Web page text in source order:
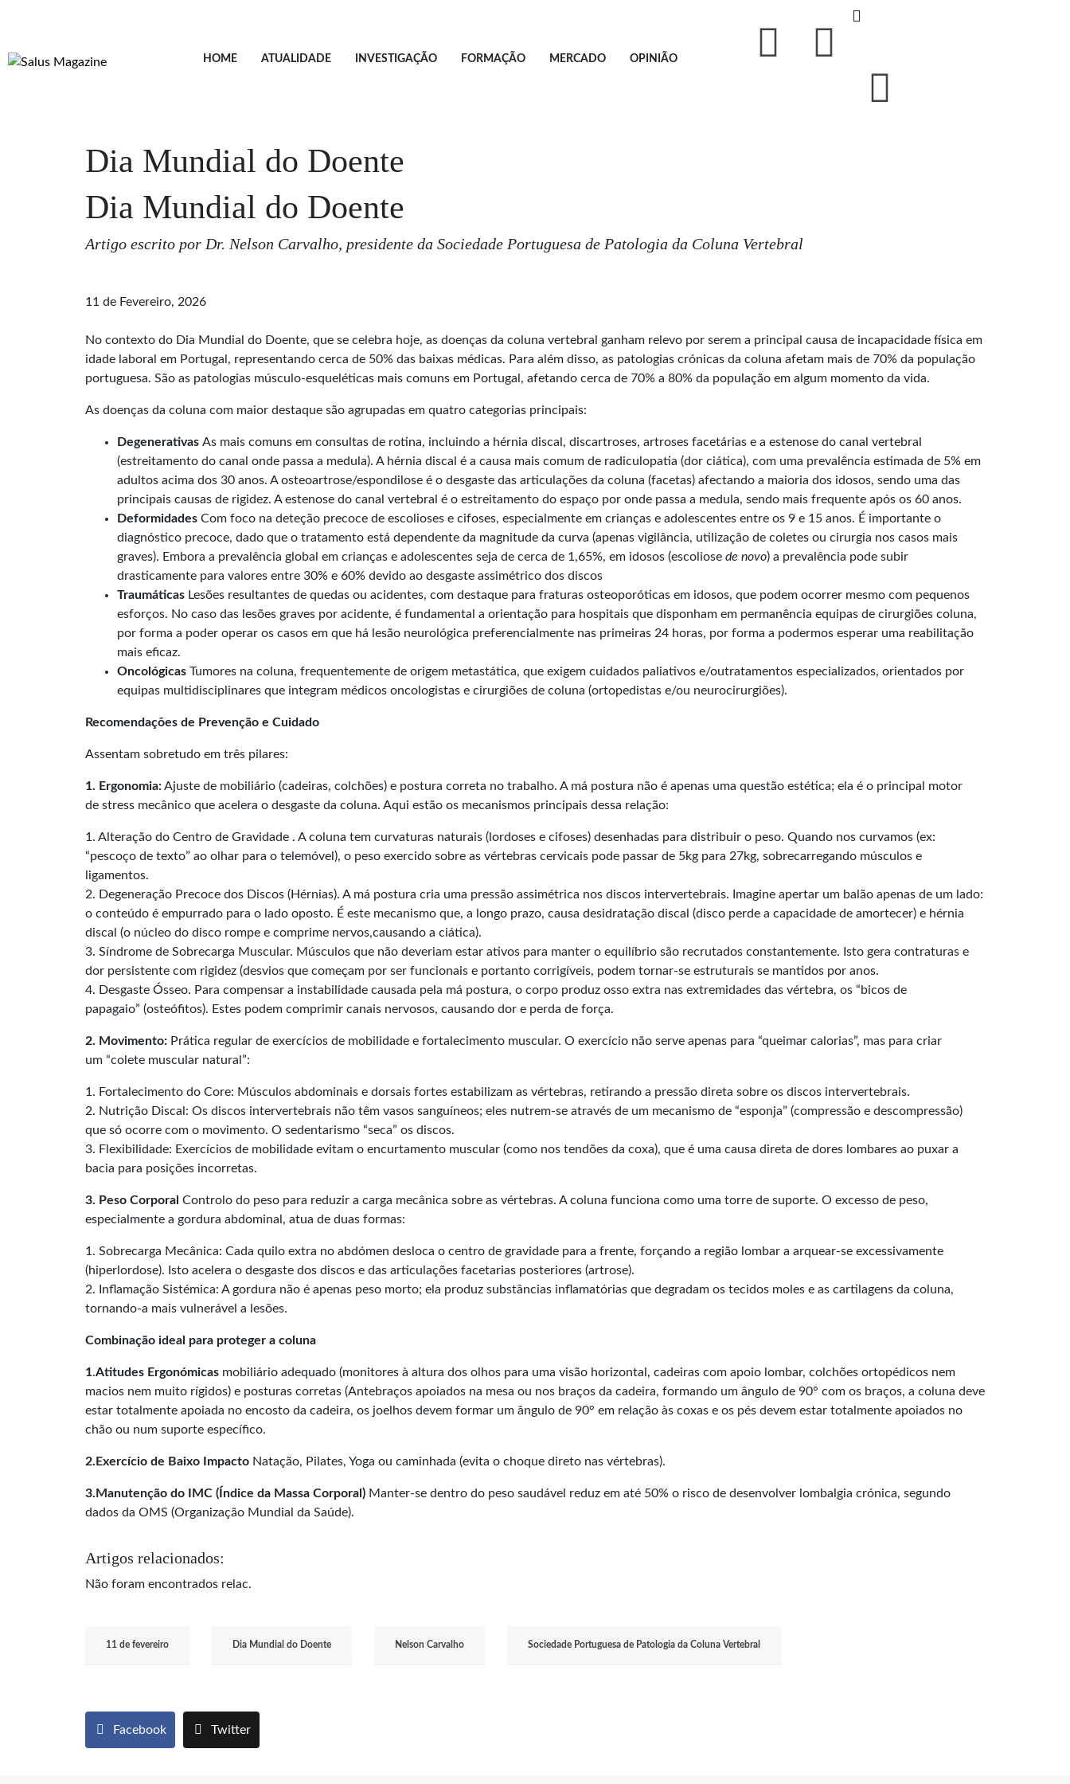
HOME ATUALIDADE INVESTIGAÇÃO FORMAÇÃO MERCADO OPINIÃO
Dia Mundial do Doente
Dia Mundial do Doente
Artigo escrito por Dr. Nelson Carvalho, presidente da Sociedade Portuguesa de Patologia da Coluna Vertebral
11 de Fevereiro, 2026
No contexto do Dia Mundial do Doente, que se celebra hoje, as doenças da coluna vertebral ganham relevo por serem a principal causa de incapacidade física em
idade laboral em Portugal, representando cerca de 50% das baixas médicas. Para além disso, as patologias crónicas da coluna afetam mais de 70% da população
portuguesa. São as patologias músculo-esqueléticas mais comuns em Portugal, afetando cerca de 70% a 80% da população em algum momento da vida.
As doenças da coluna com maior destaque são agrupadas em quatro categorias principais:
Degenerativas As mais comuns em consultas de rotina, incluindo a hérnia discal, discartroses, artroses facetárias e a estenose do canal vertebral
(estreitamento do canal onde passa a medula). A hérnia discal é a causa mais comum de radiculopatia (dor ciática), com uma prevalência estimada de 5% em
adultos acima dos 30 anos. A osteoartrose/espondilose é o desgaste das articulações da coluna (facetas) afectando a maioria dos idosos, sendo uma das
principais causas de rigidez. A estenose do canal vertebral é o estreitamento do espaço por onde passa a medula, sendo mais frequente após os 60 anos.
Deformidades Com foco na deteção precoce de escolioses e cifoses, especialmente em crianças e adolescentes entre os 9 e 15 anos. É importante o
diagnóstico precoce, dado que o tratamento está dependente da magnitude da curva (apenas vigilância, utilização de coletes ou cirurgia nos casos mais
graves). Embora a prevalência global em crianças e adolescentes seja de cerca de 1,65%, em idosos (escoliose de novo) a prevalência pode subir
drasticamente para valores entre 30% e 60% devido ao desgaste assimétrico dos discos
Traumáticas Lesões resultantes de quedas ou acidentes, com destaque para fraturas osteoporóticas em idosos, que podem ocorrer mesmo com pequenos
esforços. No caso das lesões graves por acidente, é fundamental a orientação para hospitais que disponham em permanência equipas de cirurgiões coluna,
por forma a poder operar os casos em que há lesão neurológica preferencialmente nas primeiras 24 horas, por forma a podermos esperar uma reabilitação
mais eficaz.
Oncológicas Tumores na coluna, frequentemente de origem metastática, que exigem cuidados paliativos e/outratamentos especializados, orientados por
equipas multidisciplinares que integram médicos oncologistas e cirurgiões de coluna (ortopedistas e/ou neurocirurgiões).
Recomendações de Prevenção e Cuidado
Assentam sobretudo em três pilares:
1. Ergonomia:Ajuste de mobiliário (cadeiras, colchões) e postura correta no trabalho. A má postura não é apenas uma questão estética; ela é o principal motor
de stress mecânico que acelera o desgaste da coluna. Aqui estão os mecanismos principais dessa relação:
1. Alteração do Centro de Gravidade . A coluna tem curvaturas naturais (lordoses e cifoses) desenhadas para distribuir o peso. Quando nos curvamos (ex:
“pescoço de texto” ao olhar para o telemóvel), o peso exercido sobre as vértebras cervicais pode passar de 5kg para 27kg, sobrecarregando músculos e
ligamentos.
2. Degeneração Precoce dos Discos (Hérnias). A má postura cria uma pressão assimétrica nos discos intervertebrais. Imagine apertar um balão apenas de um lado:
o conteúdo é empurrado para o lado oposto. É este mecanismo que, a longo prazo, causa desidratação discal (disco perde a capacidade de amortecer) e hérnia
discal (o núcleo do disco rompe e comprime nervos,causando a ciática).
3. Síndrome de Sobrecarga Muscular. Músculos que não deveriam estar ativos para manter o equilíbrio são recrutados constantemente. Isto gera contraturas e
dor persistente com rigidez (desvios que começam por ser funcionais e portanto corrigíveis, podem tornar-se estruturais se mantidos por anos.
4. Desgaste Ósseo. Para compensar a instabilidade causada pela má postura, o corpo produz osso extra nas extremidades das vértebra, os “bicos de
papagaio” (osteófitos). Estes podem comprimir canais nervosos, causando dor e perda de força.
2. Movimento: Prática regular de exercícios de mobilidade e fortalecimento muscular. O exercício não serve apenas para “queimar calorias”, mas para criar
um “colete muscular natural”:
1. Fortalecimento do Core: Músculos abdominais e dorsais fortes estabilizam as vértebras, retirando a pressão direta sobre os discos intervertebrais.
2. Nutrição Discal: Os discos intervertebrais não têm vasos sanguíneos; eles nutrem-se através de um mecanismo de “esponja” (compressão e descompressão)
que só ocorre com o movimento. O sedentarismo “seca” os discos.
3. Flexibilidade: Exercícios de mobilidade evitam o encurtamento muscular (como nos tendões da coxa), que é uma causa direta de dores lombares ao puxar a
bacia para posições incorretas.
3. Peso Corporal Controlo do peso para reduzir a carga mecânica sobre as vértebras. A coluna funciona como uma torre de suporte. O excesso de peso,
especialmente a gordura abdominal, atua de duas formas:
1. Sobrecarga Mecânica: Cada quilo extra no abdómen desloca o centro de gravidade para a frente, forçando a região lombar a arquear-se excessivamente
(hiperlordose). Isto acelera o desgaste dos discos e das articulações facetarias posteriores (artrose).
2. Inflamação Sistémica: A gordura não é apenas peso morto; ela produz substâncias inflamatórias que degradam os tecidos moles e as cartilagens da coluna,
tornando-a mais vulnerável a lesões.
Combinação ideal para proteger a coluna
1.Atitudes Ergonómicas mobiliário adequado (monitores à altura dos olhos para uma visão horizontal, cadeiras com apoio lombar, colchões ortopédicos nem
macios nem muito rígidos) e posturas corretas (Antebraços apoiados na mesa ou nos braços da cadeira, formando um ângulo de 90° com os braços, a coluna deve
estar totalmente apoiada no encosto da cadeira, os joelhos devem formar um ângulo de 90° em relação às coxas e os pés devem estar totalmente apoiados no
chão ou num suporte específico.
2.Exercício de Baixo Impacto Natação, Pilates, Yoga ou caminhada (evita o choque direto nas vértebras).
3.Manutenção do IMC (Índice da Massa Corporal) Manter-se dentro do peso saudável reduz em até 50% o risco de desenvolver lombalgia crónica, segundo
dados da OMS (Organização Mundial da Saúde).
Artigos relacionados:
Não foram encontrados relac.
11 de fevereiro Dia Mundial do Doente Nelson Carvalho Sociedade Portuguesa de Patologia da Coluna Vertebral
Facebook Twitter